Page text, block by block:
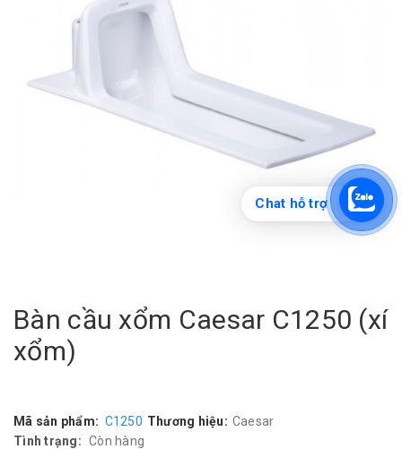
Bàn cầu xổm Caesar C1250 (xí
xổm)
Mã sản phẩm: C1250 Thương hiệu: Caesar
Tình trạng: Còn hàng
Chat hỗ trợ